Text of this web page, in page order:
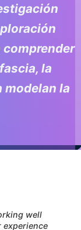
well
experience
comprender
la
modelan la